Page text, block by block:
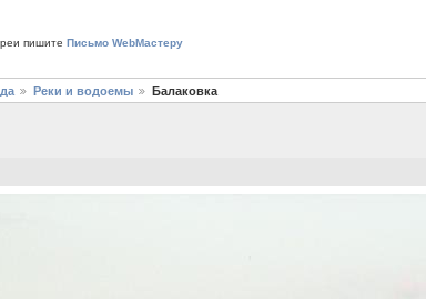
пишите Письмо WebМастеру
Реки и водоемы Балаковка